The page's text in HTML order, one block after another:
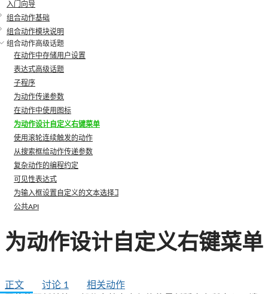
入门向导
组合动作基础
组合动作模块说明
组合动作高级话题
在动作中存储用户设置
表达式高级话题
子程序
为动作传递参数
在动作中使用图标
为动作设计自定义右键菜单
使用滚轮连续触发的动作
从搜索框给动作传递参数
复杂动作的编程约定
可见性表达式
为输入框设置自定义的文本选择工具
公共API
为动作设计自定义右键菜单
正文 讨论 1 相关动作